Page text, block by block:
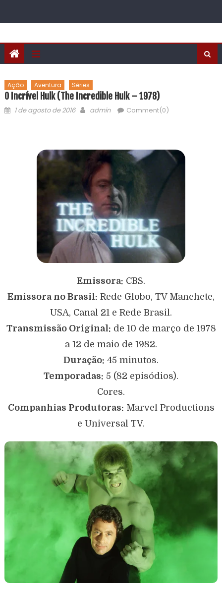
Ação Aventura Séries
O Incrível Hulk (The Incredible Hulk – 1978)
1 de agosto de 2016 admin Comment(0)
Emissora: CBS.
Emissora no Brasil: Rede Globo, TV Manchete,
USA, Canal 21 e Rede Brasil.
Transmissão Original: de 10 de março de 1978
a 12 de maio de 1982.
Duração: 45 minutos.
Temporadas: 5 (82 episódios).
Cores.
Companhias Produtoras: Marvel Productions
e Universal TV.